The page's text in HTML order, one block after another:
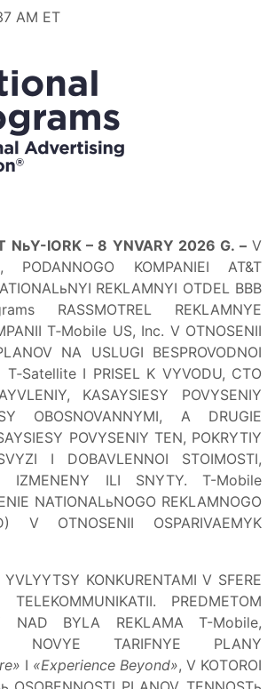
AM ET
NьY-IORK – 8 YNVARY 2026 G. –V
PODANNOGO KOMPANIEI AT&T
REKLAMNYI OTDEL BBB
RASSMOTREL REKLAMNYE
T‑Mobile US, Inc. V OTNOSENII
NA USLUGI BESPROVODNOI
T‑Satellite I PRISEL K VYVODU, CTO
KASAYSIESY POVYSENIY
OBOSNOVANNYMI, A DRUGIE
POVYSENIY TEN, POKRYTIY
I DOBAVLENNOI STOIMOSTI,
IZMENENY ILI SNYTY. T-Mobile
NATIONALьNOGO REKLAMNOGO
V OTNOSENII OSPARIVAEMYK
KONKURENTAMI V SFERE
TELEKOMMUNIKATII. PREDMETOM
NAD BYLA REKLAMA T-Mobile,
NOVYE TARIFNYE PLANY
I «Experience Beyond», V KOTOROI